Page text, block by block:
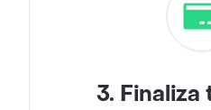
3. Finaliza